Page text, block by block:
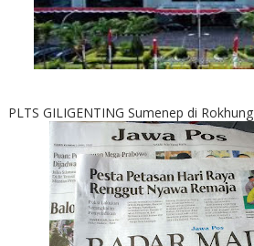
PLTS GILIGENTING Sumenep di Rokhung